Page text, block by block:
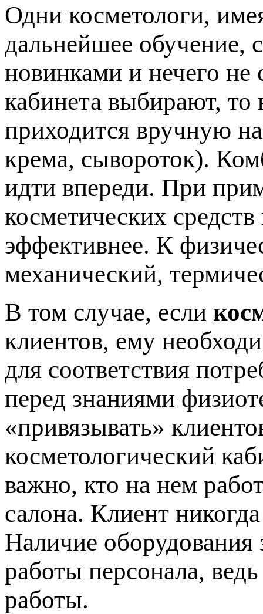
Одни косметологи,
дальнейшее обучение,
новинками и нечего
кабинета выбирают, то
приходится вручную
крема, сывороток).
идти впереди. При
косметических
эффективнее. К
механический,
В том случае, если
клиентов, ему
для соответствия
перед знаниями
«привязывать»
косметологический
важно, кто на нем
салона. Клиент
Наличие оборудования
работы персонала,
работы.